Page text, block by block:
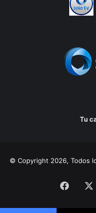
Tu
© Copyright 2026, Todos